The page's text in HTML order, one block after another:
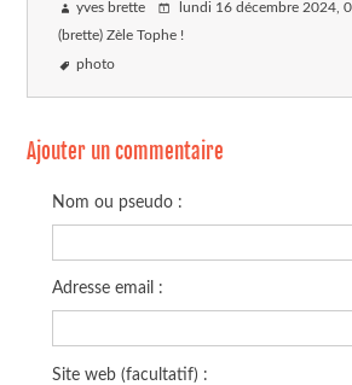
yves brette lundi 16 décembre 2024,
(brette) Zèle Tophe !
photo
Ajouter un commentaire
Nom ou pseudo :
Adresse email :
Site web (facultatif) :